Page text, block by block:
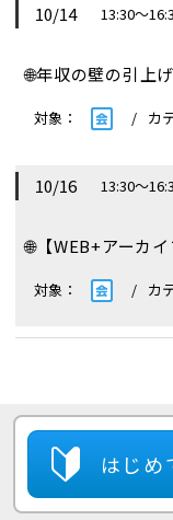
10/14 13:30～
🌐年収の壁の引上
10/16 13:30～
🌐【WEB+アーカ
はじめ